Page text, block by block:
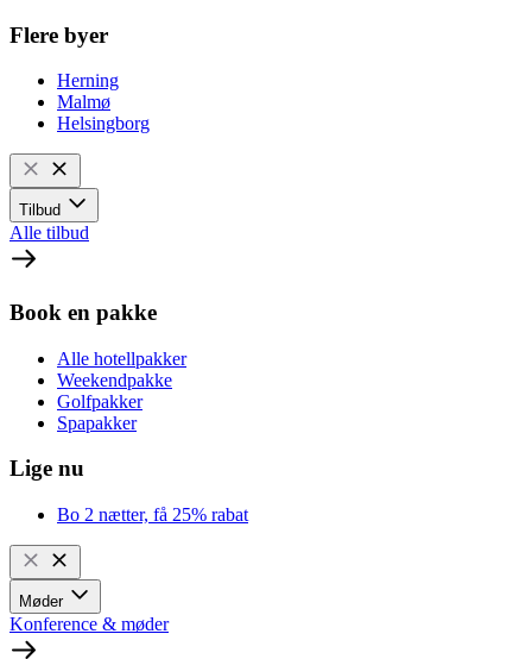
Flere byer
Herning
Malmø
Helsingborg
Tilbud
Alle tilbud
Book en pakke
Alle hotellpakker
Weekendpakke
Golfpakker
Spapakker
Lige nu
Bo 2 nætter, få 25% rabat
Møder
Konference & møder